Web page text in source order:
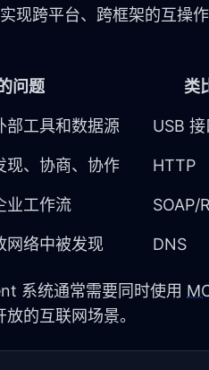
现跨平台、跨框架的互操作
问题 类
工具和数据源 USB 接
现、协商、协作 HTTP
业工作流 SOAP/
网络中被发现 DNS
系统通常需要同时使用
的互联网场景。